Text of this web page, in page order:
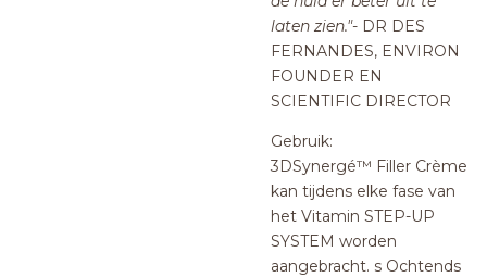
laten zien."- DR DES
FERNANDES, ENVIRON
FOUNDER EN
SCIENTIFIC DIRECTOR
Gebruik:
3DSynergé™ Filler Crème
kan tijdens elke fase van
het Vitamin STEP-UP
SYSTEM worden
aangebracht. s Ochtends